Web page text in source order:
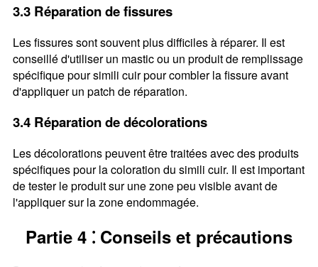
3.3 Réparation de fissures
Les fissures sont souvent plus difficiles à réparer. Il est
conseillé d'utiliser un mastic ou un produit de remplissage
spécifique pour simili cuir pour combler la fissure avant
d'appliquer un patch de réparation.
3.4 Réparation de décolorations
Les décolorations peuvent être traitées avec des produits
spécifiques pour la coloration du simili cuir. Il est important
de tester le produit sur une zone peu visible avant de
l'appliquer sur la zone endommagée.
Partie 4 ⁚ Conseils et précautions